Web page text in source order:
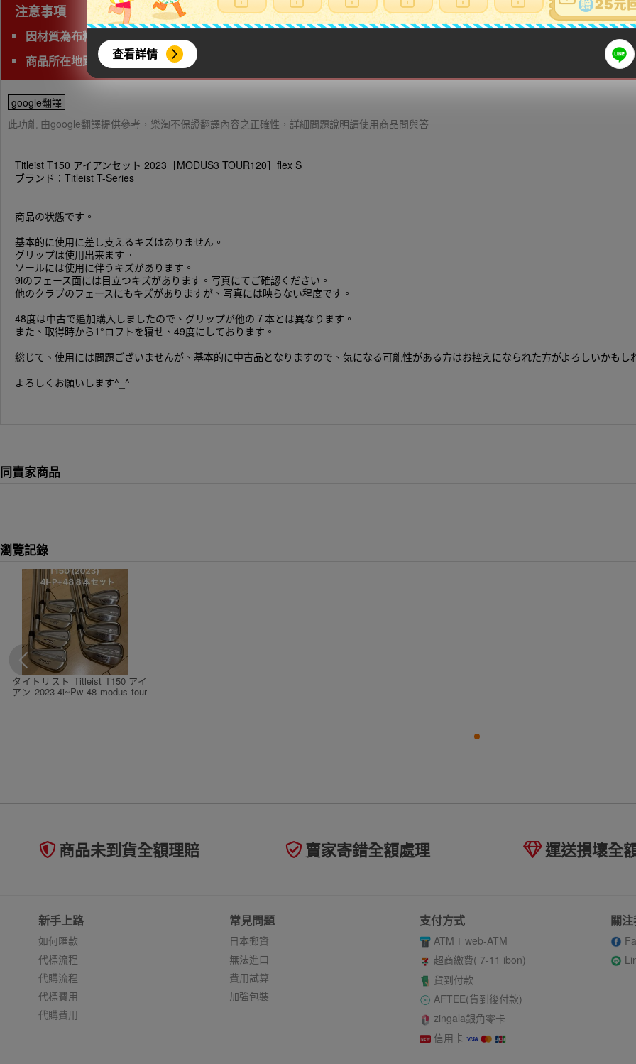
查看詳情
注意事項
因材質為布料/皮革包包類無法海運，限定使用空運運送。
商品所在地距離海外收貨處(神奈川)較遠，請注意日本運費
google翻譯
此功能 由google翻譯提供參考，樂淘不保證翻譯內容之正確性，詳細問題說明請使用商品問與答
Titleist T150 アイアンセット 2023［MODUS3 TOUR120］flex S
ブランド：Titleist T-Series
商品の状態です。
基本的に使用に差し支えるキズはありません。
グリップは使用出来ます。
ソールには使用に伴うキズがあります。
9iのフェース面には目立つキズがあります。写真にてご確認ください。
他のクラブのフェースにもキズがありますが、写真には映らない程度です。
48度は中古で追加購入しましたので、グリップが他の７本とは異なります。
また、取得時から1°ロフトを寝せ、49度にしております。
総じて、使用には問題ございませんが、基本的に中古品となりますので、気になる可能性がある方はお控えになられた方がよろしいかもし
よろしくお願いします^_^
同賣家商品
瀏覽記錄
タイトリスト Titleist T150 アイ
アン 2023 4i~Pw 48 modus tour
商品未到貨全額理賠 賣家寄錯全額處理 運送損壞全
新手上路
如何匯款
代標流程
代購流程
代標費用
代購費用
常見問題
日本郵資
無法進口
費用試算
加強包裝
支付方式
ATM
web-ATM
超商繳費( 7-11 ibon)
貨到付款
AFTEE(貨到後付款)
zingala銀角零卡
信用卡
關